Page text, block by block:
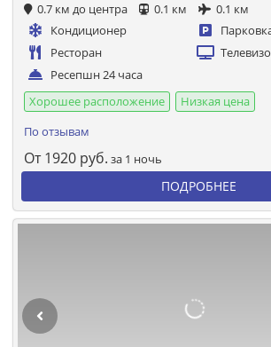
0.7 км до центра 0.1 км
0.1 км
Кондиционер
Ресторан
Ресепшн 24 часа
Хорошее расположение
Низкая цена
По отзывам
От 1920 руб. за 1 ночь
ПОДРОБНЕЕ